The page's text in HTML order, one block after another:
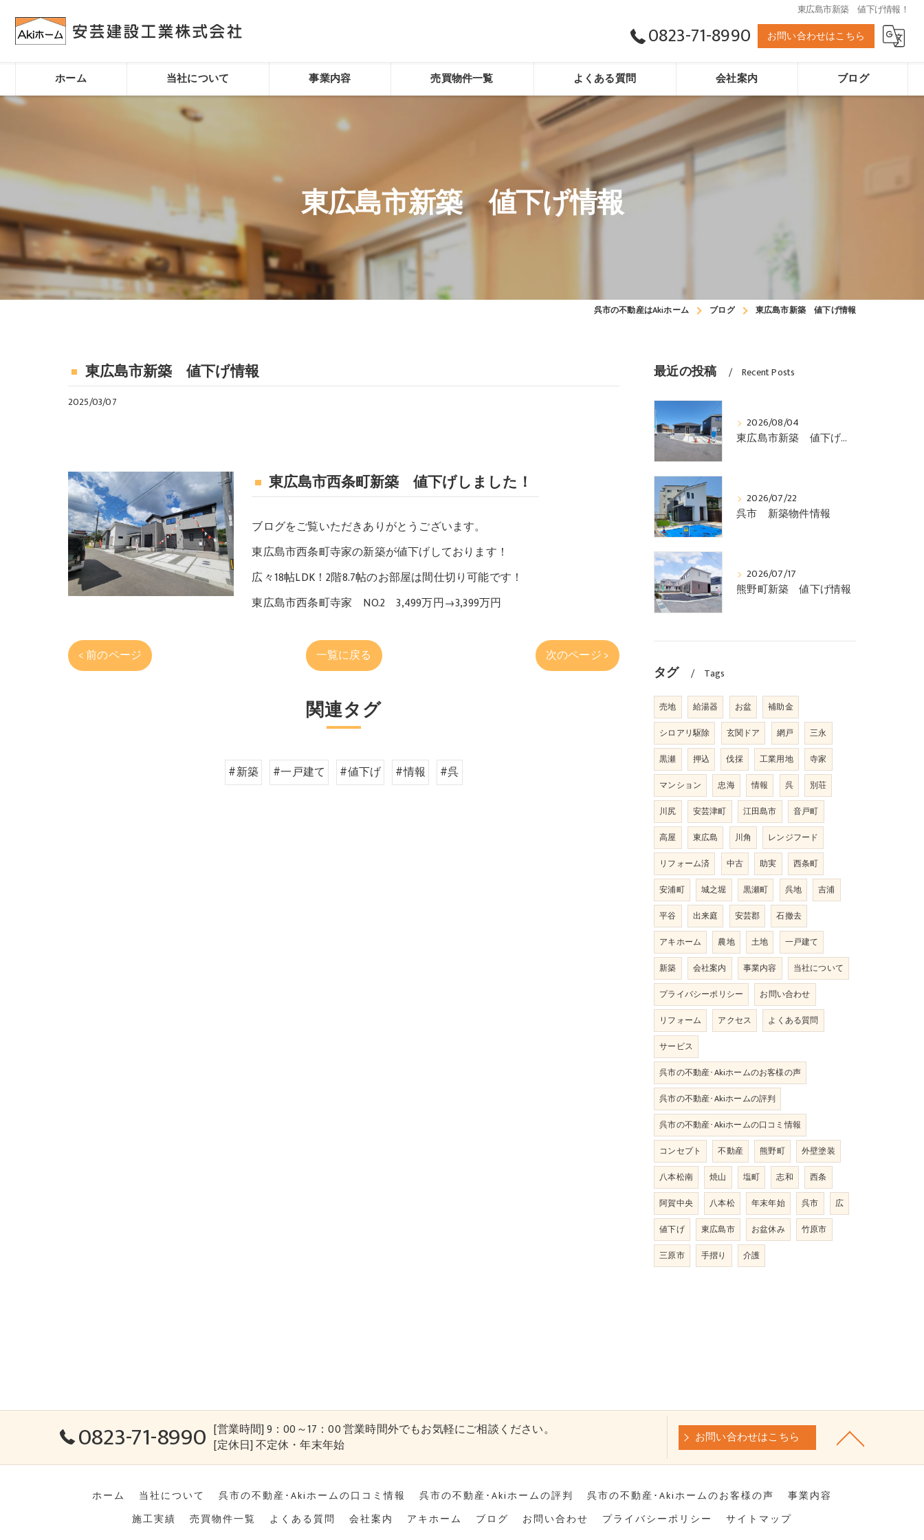
東広島市新築 値下げ情報！
0823-71-8990 お問い合わせはこちら
ホーム 当社について 事業内容 売買物件一覧 よくある質問 会社案内
アキホーム
ブログ
東広島市新築 値下げ情報
呉市の不動産はAkiホーム ブログ 東広島市新築 値下げ情報
東広島市新築 値下げ情報
2025/03/07
東広島市西条町新築 値下げしました！
ブログをご覧いただきありがとうございます。
東広島市西条町寺家の新築が値下げしております！
広々18帖LDK！2階8.7帖のお部屋は間仕切り可能です！
東広島市西条町寺家 NO.2 3,499万円→3,399万円
< 前のページ 一覧に戻る 次のページ >
関連タグ
#新築 #一戸建て #値下げ #情報 #呉
最近の投稿 Recent Posts
2026/08/04
東広島市新築 値下げ情報
2026/07/22
呉市 新築物件情報
2026/07/17
熊野町新築 値下げ情報
タグ Tags
売地 給湯器 お盆
補助金
シロアリ駆除
玄関ドア 網戸
三永
黒瀬
押込 伐採 工業用地
寺家
マンション
忠海 情報 呉
別荘
川尻
安芸津町 江田島市
音戸町
高屋
東広島 川角
レンジフード
リフォーム済
中古 助実
西条町
安浦町
城之堀 黒瀬町 呉地
吉浦
平谷
出来庭 安芸郡
石撤去
アキホーム
農地 土地
一戸建て
新築
会社案内 事業内容
当社について
プライバシーポリシー
お問い合わせ
リフォーム
アクセス
よくある質問
サービス
呉市の不動産･Akiホームのお客様の声
呉市の不動産･Akiホームの評判
呉市の不動産･Akiホームの口コミ情報
コンセプト
不動産 熊野町
外壁塗装
八本松南
焼山 塩町 志和
西条
阿賀中央
八本松 年末年始 呉市
広
値下げ
東広島市 お盆休み
竹原市
三原市
手摺り 介護
0823-71-8990 [営業時間] 9：00～17：00 営業時間外でもお気軽にご相談ください。
[定休日] 不定休・年末年始
お問い合わせはこちら
ホーム 当社について 呉市の不動産･Akiホームの口コミ情報 呉市の不動産･Akiホームの評判 呉市の不動産･Akiホームのお客様の声
事業内容
施工実績
売買物件一覧 よくある質問 会社案内 アキホーム ブログ お問い合わせ プライバシーポリシー サイトマップ